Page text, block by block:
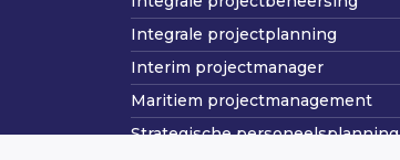
Integrale projectplanning
Interim projectmanager
Maritiem projectmanagement
Strategische personeelsplanning